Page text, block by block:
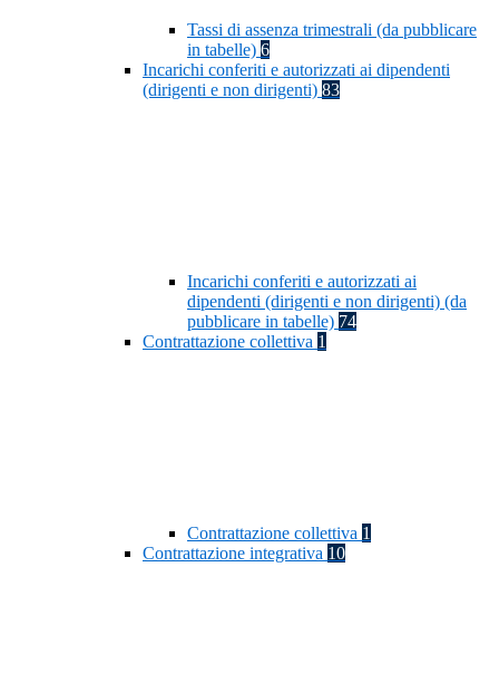
Tassi di assenza trimestrali (da pubblicare
in tabelle) 6
Incarichi conferiti e autorizzati ai dipendenti
(dirigenti e non dirigenti) 83
Incarichi conferiti e autorizzati ai
dipendenti (dirigenti e non dirigenti) (da
pubblicare in tabelle) 74
Contrattazione collettiva 1
Contrattazione collettiva 1
Contrattazione integrativa 10